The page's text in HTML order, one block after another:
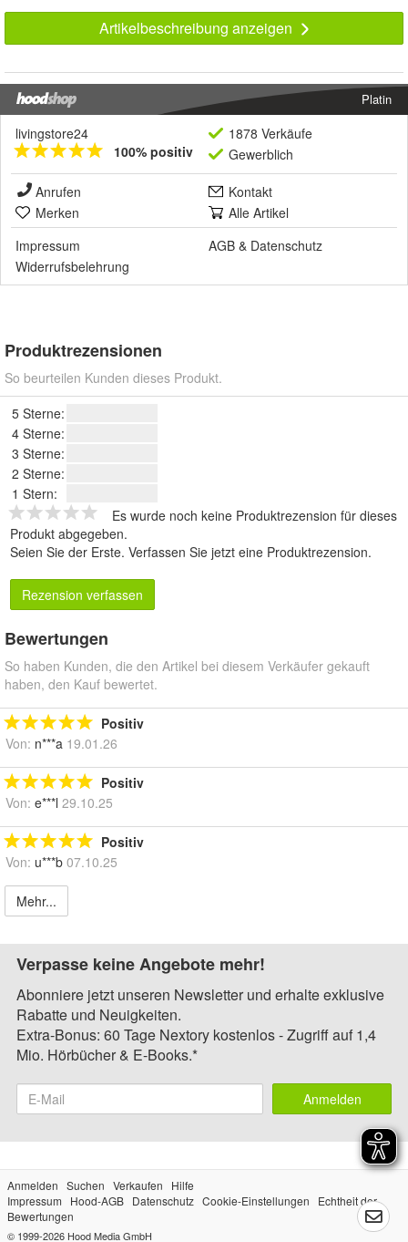
Artikelbeschreibung anzeigen
Platin
livingstore24
100% positiv
1878 Verkäufe
Gewerblich
Anrufen
Kontakt
Merken
Alle Artikel
Impressum
AGB & Datenschutz
Widerrufsbelehrung
Produktrezensionen
So beurteilen Kunden dieses Produkt.
5 Sterne:
4 Sterne:
3 Sterne:
2 Sterne:
1 Stern:
Es wurde noch keine Produktrezension für dieses
Produkt abgegeben.
Seien Sie der Erste. Verfassen Sie jetzt eine Produktrezension.
Rezension verfassen
Bewertungen
So haben Kunden, die den Artikel bei diesem Verkäufer gekauft
haben, den Kauf bewertet.
Positiv
Von: n***a 19.01.26
Positiv
Von: e***l 29.10.25
Positiv
Von: u***b 07.10.25
Mehr...
Verpasse keine Angebote mehr!
Abonniere jetzt unseren Newsletter und erhalte exklusive
Rabatte und Neuigkeiten.
Extra-Bonus: 60 Tage Nextory kostenlos - Zugriff auf 1,4
Mio. Hörbücher & E-Books.*
Anmelden
Anmelden Suchen Verkaufen
Hilfe
Impressum
Hood-AGB Datenschutz Cookie-Einstellungen
Echtheit der
Bewertungen
© 1999-2026 Hood Media GmbH